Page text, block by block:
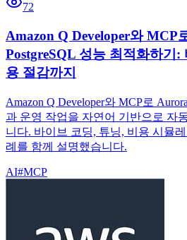
72
Amazon Q Developer와 MCP
PostgreSQL 성능 최적화하기:
용 절감까지
Amazon Q Developer와 MCP로
과 운영 작업을 자연어 기반으로 자
니다. 바이브 코딩, 튜닝, 비용 시뮬
례를 함께 설명했습니다.
AI#MCP